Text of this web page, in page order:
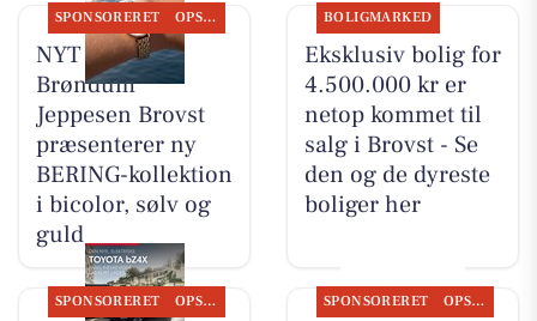
SPONSORERET OPSLAGSTAVLEN
NYT SYN
Brøndum
Jeppesen Brovst
præsenterer ny
BERING-kollektion
i bicolor, sølv og
guld
BOLIGMARKED
Eksklusiv bolig for
4.500.000 kr er
netop kommet til
salg i Brovst - Se
den og de dyreste
boliger her
SPONSORERET OPSLAGSTAVLEN SPONSORERET OPSLAGSTAVLEN